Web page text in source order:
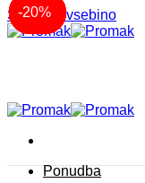
Skoči na vsebino
Ponudba
-20%
-20%
-20%
-20%
-20%
-20%
-20%
Akcija
Akcija
Akcija
Akcija
Akcija
Akcija
-20%
-20%
-20%
-20%
-20%
-20%
-20%
-20%
-20%